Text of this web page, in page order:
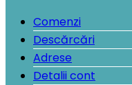
Comenzi
Descărcări
Adrese
Detalii cont